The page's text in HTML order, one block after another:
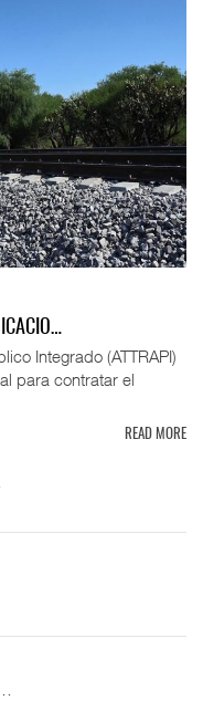
Integrado (ATTRAPI)
para contratar el
READ MORE